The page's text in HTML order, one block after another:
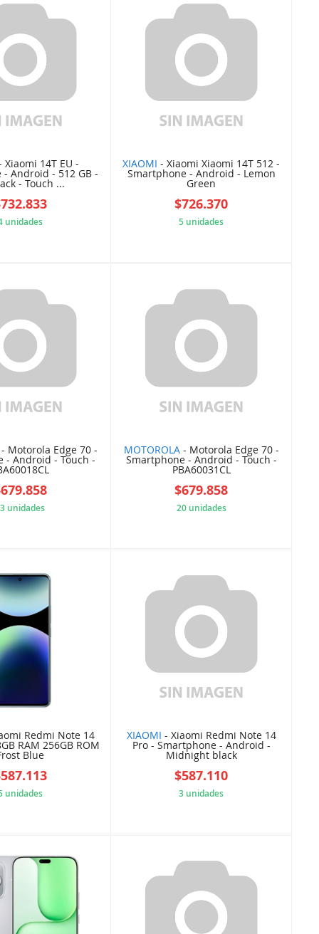
Xiaomi 14T EU -
Android - 512 GB -
- Touch ...
unidades
XIAOMI - Xiaomi Xiaomi 14T 512 -
Smartphone - Android - Lemon
Green
$726.370
5 unidades
Motorola Edge 70 -
- Android - Touch -
unidades
MOTOROLA- Motorola Edge 70 -
Smartphone - Android - Touch -
PBA60031CL
$679.858
20 unidades
Redmi Note 14
RAM 256GB ROM
Blue
unidades
XIAOMI - Xiaomi Redmi Note 14
Pro - Smartphone - Android -
Midnight black
$587.110
3 unidades